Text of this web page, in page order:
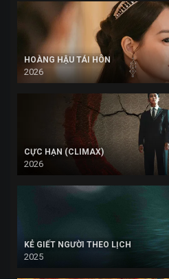
HOÀNG HẬU TÁI HÔN
2026
CỰC HẠN (CLIMAX)
2026
KẺ GIẾT NGƯỜI THEO LỊCH
2025